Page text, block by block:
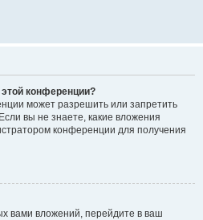
конференции?
может разрешить или запретить
вы не знаете, какие вложения
конференции для получения
вами вложений, перейдите в ваш